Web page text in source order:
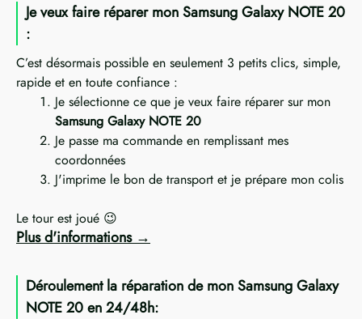
Je veux faire réparer mon Samsung Galaxy NOTE 20
:
C’est désormais possible en seulement 3 petits clics, simple,
rapide et en toute confiance :
Je sélectionne ce que je veux faire réparer sur mon
Samsung Galaxy NOTE 20
Je passe ma commande en remplissant mes
coordonnées
J'imprime le bon de transport et je prépare mon colis
Le tour est joué 😉
Plus d'informations
Déroulement la réparation de mon Samsung Galaxy
NOTE 20 en 24/48h: